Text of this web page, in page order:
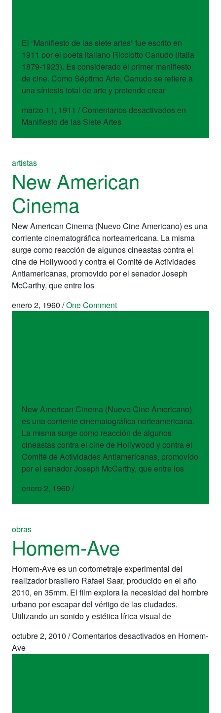
El “Manifiesto de las siete artes” fue escrito en
1911 por el poeta italiano Ricciotto Canudo (Italia
1879-1923). Es considerado el primer manifiesto
de cine. Como Séptimo Arte, Canudo se refiere a
una síntesis total de arte y pretende crear
marzo 11, 1911 / Comentarios desactivadosen
Manifiesto de las Siete Artes
artistas
New American
Cinema
New American Cinema (Nuevo Cine Americano) es una
corriente cinematográfica norteamericana. La misma
surge como reacción de algunos cineastas contra el
cine de Hollywood y contra el Comité de Actividades
Antiamericanas, promovido por el senador Joseph
McCarthy, que entre los
enero 2, 1960 /One Comment
New American Cinema (Nuevo Cine Americano)
es una corriente cinematográfica norteamericana.
La misma surge como reacción de algunos
cineastas contra el cine de Hollywood y contra el
Comité de Actividades Antiamericanas, promovido
por el senador Joseph McCarthy, que entre los
enero 2, 1960 /
obras
Homem-Ave
Homem-Ave es un cortometraje experimental del
realizador brasilero Rafael Saar, producido en el año
2010, en 35mm. El film explora la necesidad del hombre
urbano por escapar del vértigo de las ciudades.
Utilizando un sonido y estética lírica visual de
octubre 2, 2010 /Comentarios desactivadosen Homem-
Ave